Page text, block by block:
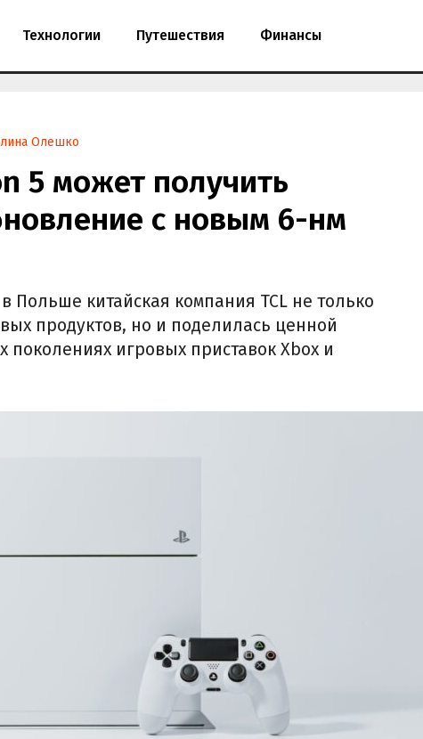
Технологии Путешествия Финансы
Олешко
5 может получить
с новым 6-нм
Польше китайская компания TCL не только
продуктов, но и поделилась ценной
игровых приставок Xbox и